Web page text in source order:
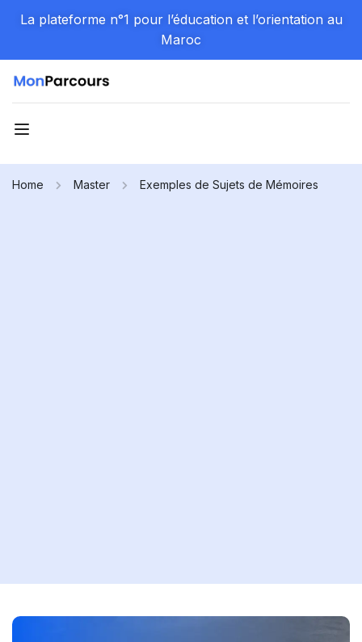
La plateforme n°1 pour l’éducation et l’orientation au
Maroc
Home Master Exemples de Sujets de Mémoires